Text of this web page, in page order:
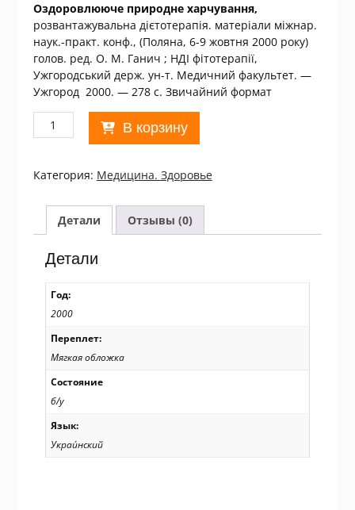
Оздоровлююче природне харчування,
розвантажувальна дієтотерапія. матеріали міжнар.
наук.-практ. конф., (Поляна, 6-9 жовтня 2000 року)
голов. ред. О. М. Ганич ; НДІ фітотерапії,
Ужгородський держ. ун-т. Медичний факультет. —
Ужгород 2000. — 278 с. Звичайний формат
Количество
товара
природне
харчування
В корзину
Категория: Медицина. Здоровье
Детали Отзывы (0)
Детали
Год:
2000
Переплет:
Мягкая обложка
Состояние
б/у
Язык:
Украи́нский